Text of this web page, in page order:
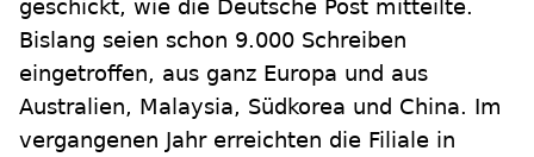
geschickt, wie die Deutsche Post mitteilte.
Bislang seien schon 9.000 Schreiben
eingetroffen, aus ganz Europa und aus
Australien, Malaysia, Südkorea und China. Im
vergangenen Jahr erreichten die Filiale in